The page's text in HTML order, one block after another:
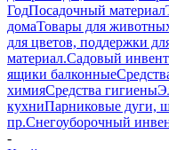
ГодПосадочный материал
домаТовары для
для цветов, поддержки
материал.Садовый
ящики балконные
химияСредства гигиены
кухниПарниковые дуги,
пр.Снегоуборочный
-